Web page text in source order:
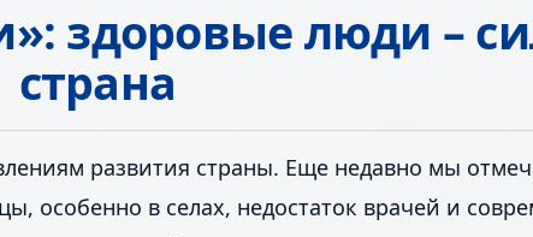
: здоровые люди –
страна
развития страны. Еще недавно мы
особенно в селах, недостаток врачей и